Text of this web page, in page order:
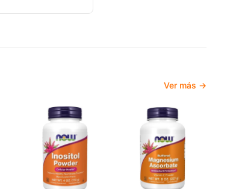
Ver más →